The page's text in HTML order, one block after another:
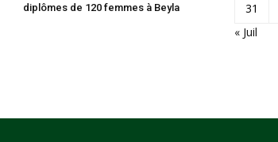
diplômes de 120 femmes à Beyla
31
« Juil